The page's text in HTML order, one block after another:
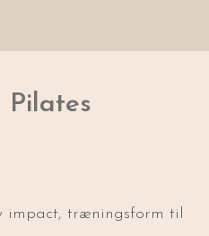
Pilates
impact, træningsform til